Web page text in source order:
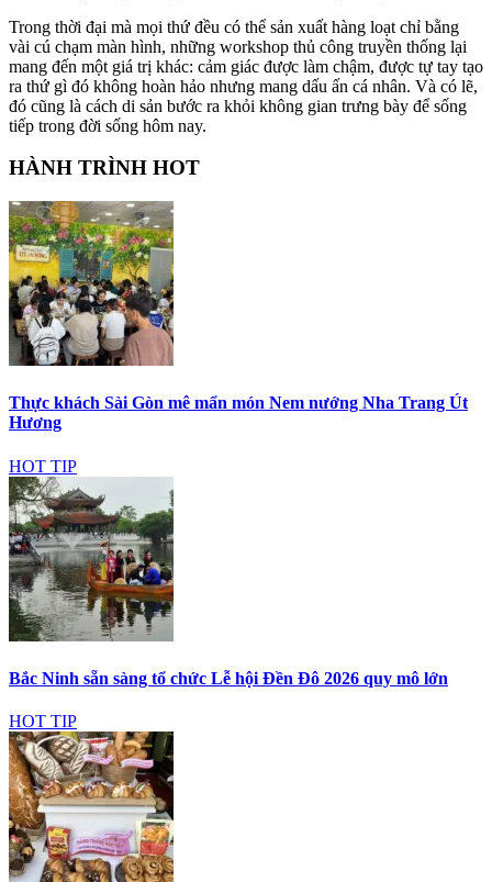
Trong thời đại mà mọi thứ đều có thể sản xuất hàng loạt chỉ bằng
vài cú chạm màn hình, những workshop thủ công truyền thống lại
mang đến một giá trị khác: cảm giác được làm chậm, được tự tay tạo
ra thứ gì đó không hoàn hảo nhưng mang dấu ấn cá nhân. Và có lẽ,
đó cũng là cách di sản bước ra khỏi không gian trưng bày để sống
tiếp trong đời sống hôm nay.
HÀNH TRÌNH HOT
Thực khách Sài Gòn mê mẩn món Nem nướng Nha Trang Út
Hương
HOT TIP
Bắc Ninh sẵn sàng tổ chức Lễ hội Đền Đô 2026 quy mô lớn
HOT TIP